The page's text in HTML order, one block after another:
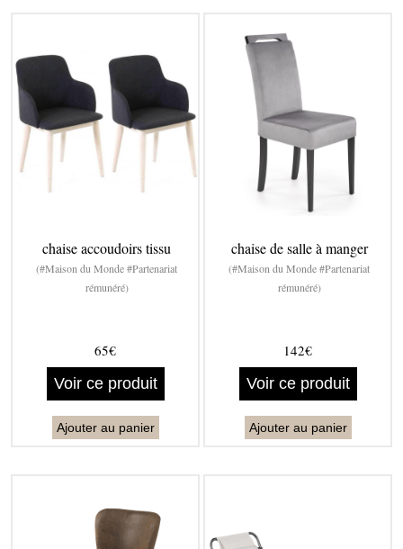
chaise accoudoirs tissu
(#Maison du Monde #Partenariat
rémunéré)
65€
Voir ce produit
Ajouter au panier
chaise de salle à manger
(#Maison du Monde #Partenariat
rémunéré)
142€
Voir ce produit
Ajouter au panier